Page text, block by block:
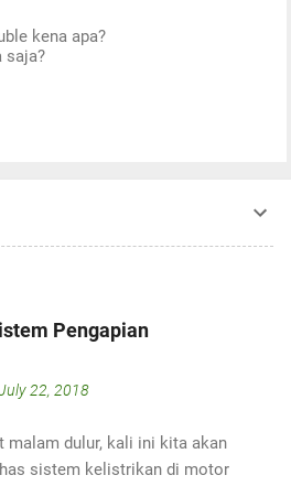
kena apa?
saja?
Pengapian
22, 2018
malam dulur, kali ini kita akan
sistem kelistrikan di motor